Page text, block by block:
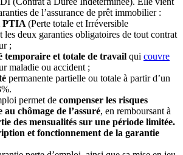
de l’assurance de prêt immobilier :
PTIA (Perte totale et Irréversible
les deux garanties obligatoires de tout contrat
;
temporaire et totale de travail qui couvre
maladie ou accident ;
permanente partielle ou totale à partir d’un
permet de compenser les risques
au chômage de l’assuré, en remboursant à
des mensualités sur une période limitée.
et fonctionnement de la garantie